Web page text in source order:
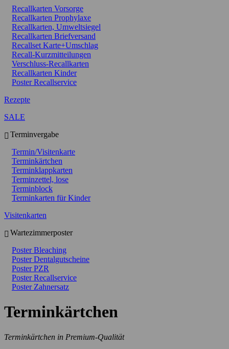
Recallkarten Vorsorge
Recallkarten Prophylaxe
Recallkarten, Umweltsiegel
Recallkarten Briefversand
Recallset Karte+Umschlag
Recall-Kurzmitteilungen
Verschluss-Recallkarten
Recallkarten Kinder
Poster Recallservice
Rezepte
SALE
Terminvergabe
Termin/Visitenkarte
Terminkärtchen
Terminklappkarten
Terminzettel, lose
Terminblock
Terminkarten für Kinder
Visitenkarten
Wartezimmerposter
Poster Bleaching
Poster Dentalgutscheine
Poster PZR
Poster Recallservice
Poster Zahnersatz
Terminkärtchen
Terminkärtchen in Premium-Qualität